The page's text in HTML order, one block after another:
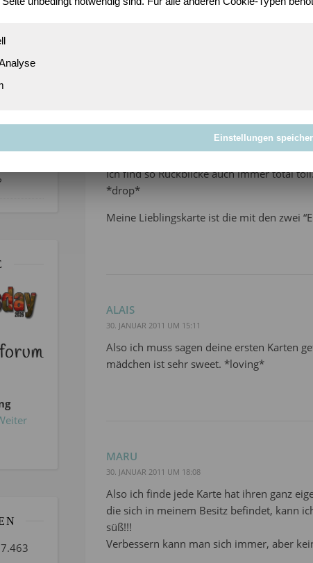
2026
–
MINA
Schön, dass ganze so im überblick zu
30. JANUAR 2011 UM 14:19
Ich find so Rückblicke auch immer total
*drop*
Meine Lieblingskarte ist die mit den zwei
ALAIS
30. JANUAR 2011 UM 15:11
Also ich muss sagen deine ersten Karten
mädchen ist sehr sweet. *loving*
MARU
30. JANUAR 2011 UM 18:08
Also ich finde jede Karte hat ihren ganz
die sich in meinem Besitz befindet, kann
süß!!!
Verbessern kann man sich immer, aber
Einstellungen